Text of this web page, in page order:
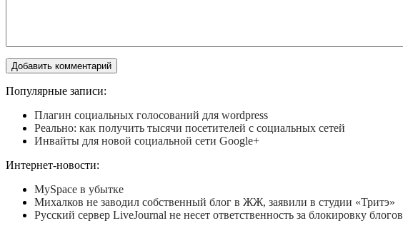
Популярные записи:
Плагин социальных голосований для wordpress
Реально: как получить тысячи посетителей с социальных сетей
Инвайты для новой социальной сети Google+
Интернет-новости:
MySpace в убытке
Михалков не заводил собственный блог в ЖЖ, заявили в студии «Тритэ»
Русский сервер LiveJournal не несет ответственность за блокировку блогов